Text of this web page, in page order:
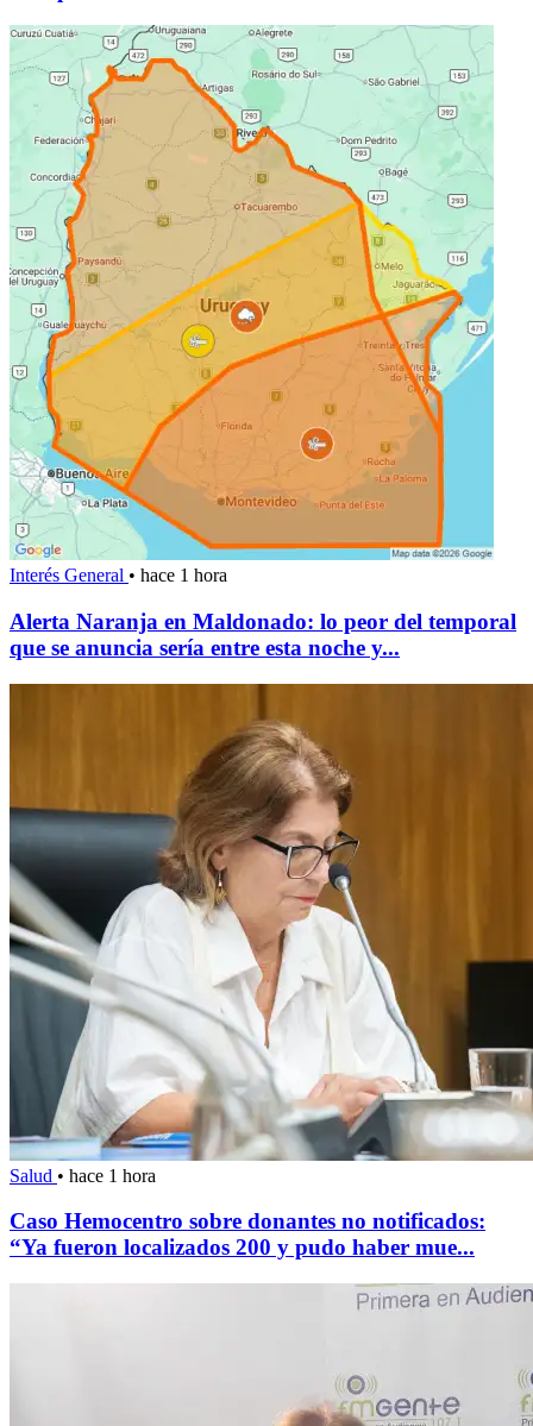
Interés General • hace 1 hora
Alerta Naranja en Maldonado: lo peor del temporal
que se anuncia sería entre esta noche y...
Salud • hace 1 hora
Caso Hemocentro sobre donantes no notificados:
“Ya fueron localizados 200 y pudo haber mue...